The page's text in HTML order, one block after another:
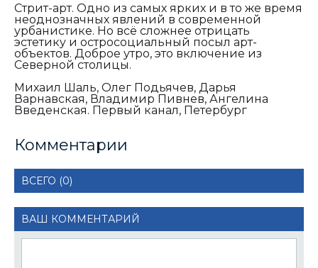
Стрит-арт. Одно из самых ярких и в то же время
неоднозначных явлений в современной
урбанистике. Но всё сложнее отрицать
эстетику и остросоциальный посыл арт-
объектов. Доброе утро, это включение из
Северной столицы.
Михаил Шаль, Олег Подьячев, Дарья
Варнавская, Владимир Пивнев, Ангелина
Введенская. Первый канал, Петербург
Комментарии
ВСЕГО (0)
ВАШ КОММЕНТАРИЙ